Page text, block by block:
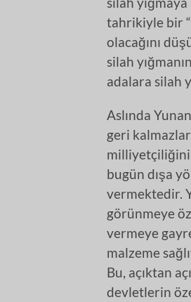
tahrikiyle bir
olacağını
silah
adalara silah
Aslında
geri
bugün dışa
vermektedir.
görünmeye
vermeye
malzeme
Bu, açıktan
devletlerin